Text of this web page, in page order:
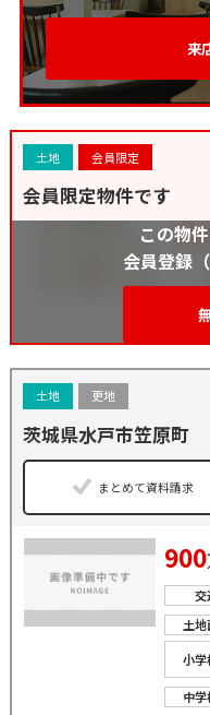
来
土地 会員限定
会員限定物件です
この物
会員登録
土地 更地
茨城県水戸市笠原町
まとめて資料請求
900
交
土地
小学
中